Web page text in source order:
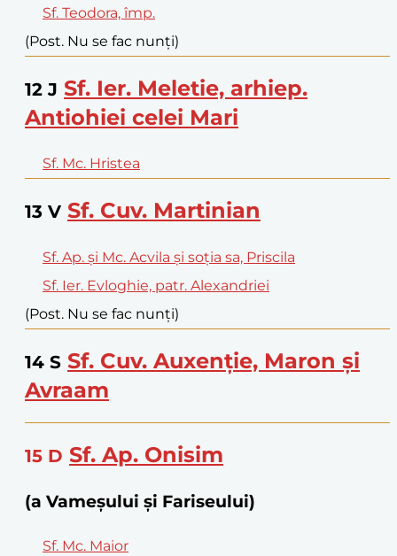
Sf. Teodora, împ.
(Post. Nu se fac nunți)
12 J Sf. Ier. Meletie, arhiep.
Antiohiei celei Mari
Sf. Mc. Hristea
13 V Sf. Cuv. Martinian
Sf. Ap. și Mc. Acvila și soția sa, Priscila
Sf. Ier. Evloghie, patr. Alexandriei
(Post. Nu se fac nunți)
14 S Sf. Cuv. Auxenție, Maron și
Avraam
15 D Sf. Ap. Onisim
(a Vameșului și Fariseului)
Sf. Mc. Maior